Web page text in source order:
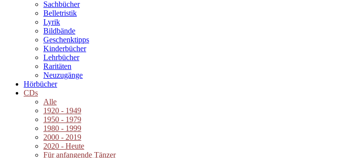
Sachbücher
Belletristik
Lyrik
Bildbände
Geschenktipps
Kinderbücher
Lehrbücher
Raritäten
Neuzugänge
Hörbücher
CDs
Alle
1920 - 1949
1950 - 1979
1980 - 1999
2000 - 2019
2020 - Heute
Für anfangende Tänzer